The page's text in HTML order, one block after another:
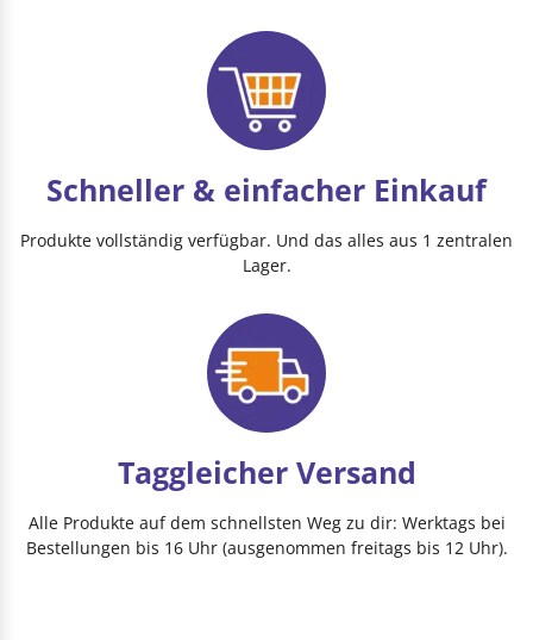
Schneller & einfacher Einkauf
Produkte vollständig verfügbar. Und das alles aus 1 zentralen
Lager.
Taggleicher Versand
Alle Produkte auf dem schnellsten Weg zu dir: Werktags bei
Bestellungen bis 16 Uhr (ausgenommen freitags bis 12 Uhr).